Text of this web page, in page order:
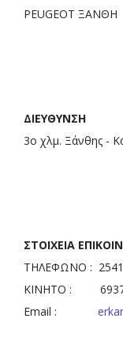
PEUGEOT ΞΑΝΘΗ
ΔΙΕΥΘΥΝΣΗ
3ο χλμ. Ξάνθης -
ΣΤΟΙΧΕΙΑ
ΤΗΛΕΦΩΝΟ :
ΚΙΝΗΤΟ :
Email :